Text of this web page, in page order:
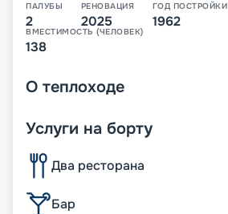
ПАЛУБЫ
2
РЕНОВАЦИЯ
2025
ГОД ПОСТРОЙКИ
1962
ВМЕСТИМОСТЬ (ЧЕЛОВЕК)
138
О теплоходе
Услуги на борту
Два ресторана
Бар